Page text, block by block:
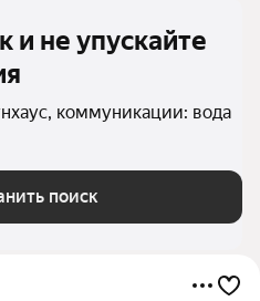
и не упускайте
коммуникации: вода
поиск